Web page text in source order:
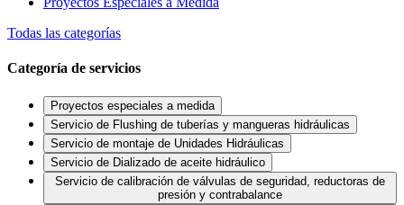
Todas las categorías
Categoría de servicios
Proyectos especiales a medida
Servicio de Flushing de tuberías y mangueras hidráulicas
Servicio de montaje de Unidades Hidráulicas
Servicio de Dializado de aceite hidráulico
Servicio de calibración de válvulas de seguridad, reductoras de
presión y contrabalance